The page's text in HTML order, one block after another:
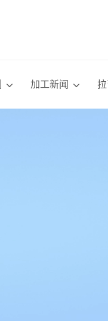
加工新闻